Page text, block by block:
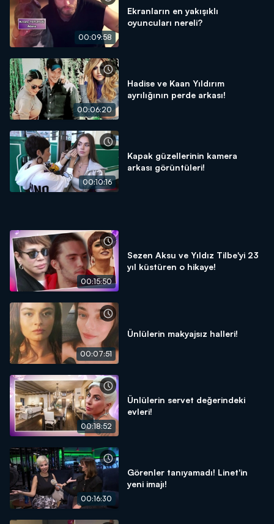
00:09:58
Ekranların en yakışıklı
oyuncuları nereli?
00:06:20
Hadise ve Kaan Yıldırım
ayrılığının perde arkası!
00:10:16
Kapak güzellerinin kamera
arkası görüntüleri!
00:15:50
Sezen Aksu ve Yıldız Tilbe'yi 23
yıl küstüren o hikaye!
00:07:51
Ünlülerin makyajsız halleri!
00:18:52
Ünlülerin servet değerindeki
evleri!
00:16:30
Görenler tanıyamadı! Linet'in
yeni imajı!